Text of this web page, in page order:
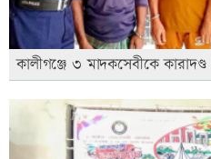
কালীগঞ্জে ৩ মাদকসেবীকে কারাদণ্ড